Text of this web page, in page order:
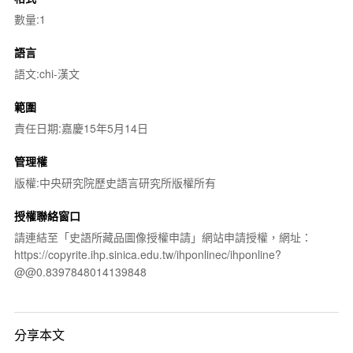
數量:1
語言
語文:chi-漢文
範圍
責任日期:嘉慶15年5月14日
管理權
版權:中央研究院歷史語言研究所版權所有
授權聯絡窗口
請連結至「史語所藏品圖像授權申請」網站申請授權，網址：
https://copyrite.ihp.sinica.edu.tw/ihponlinec/ihponline?
@@0.8397848014139848
分享本文